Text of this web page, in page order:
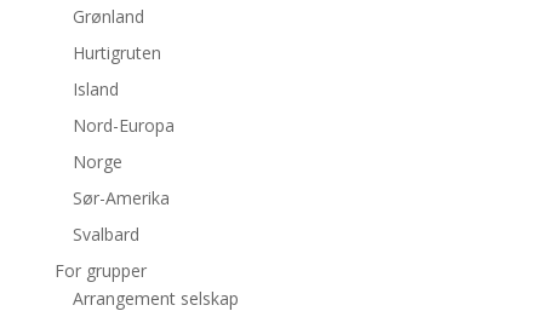
Grønland
Hurtigruten
Island
Nord-Europa
Norge
Sør-Amerika
Svalbard
For grupper
Arrangement selskap